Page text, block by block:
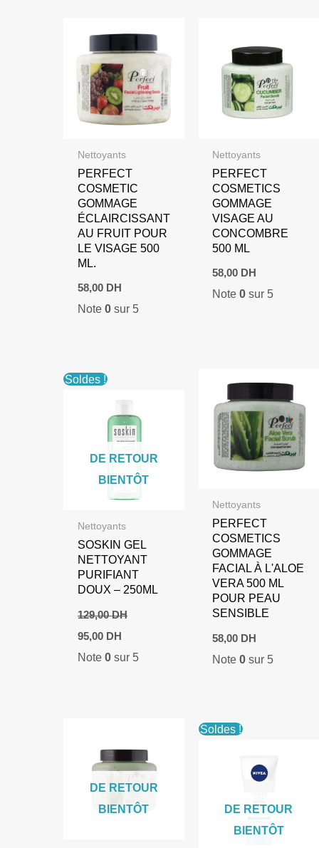
Nettoyants
PERFECT
COSMETIC
GOMMAGE
ÉCLAIRCISSANT
AU FRUIT POUR
LE VISAGE 500
ML.
58,00 DH
Note 0sur 5
Nettoyants
PERFECT
COSMETICS
GOMMAGE
VISAGE AU
CONCOMBRE
500 ML
58,00 DH
Note0 sur 5
Soldes !
DE RETOUR
BIENTÔT
Nettoyants
SOSKIN GEL
NETTOYANT
PURIFIANT
DOUX – 250ML
129,00DH
Le
prix
initial
95,00 DHLe
prix
actuel
Note 0sur 5
Nettoyants
PERFECT
COSMETICS
GOMMAGE
FACIAL À L'ALOE
VERA 500 ML
POUR PEAU
SENSIBLE
58,00 DH
Note0 sur 5
DE RETOUR
BIENTÔT
Soldes !
DE RETOUR
BIENTÔT